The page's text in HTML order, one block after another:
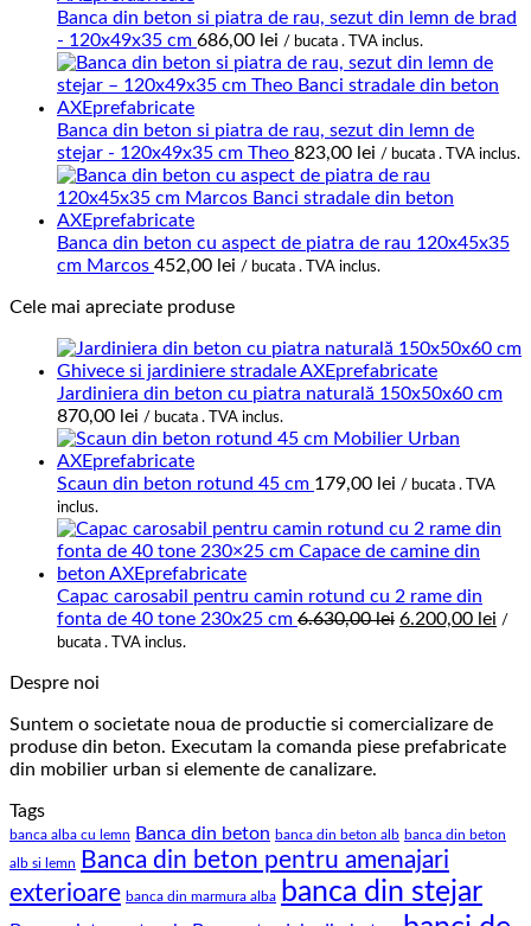
Banca din beton si piatra de rau, sezut din lemn de brad
- 120x49x35 cm 686,00 lei / bucata . TVA inclus.
Banca din beton si piatra de rau, sezut din lemn de
stejar - 120x49x35 cm Theo 823,00 lei / bucata . TVA inclus.
Banca din beton cu aspect de piatra de rau 120x45x35
cm Marcos 452,00 lei / bucata . TVA inclus.
Cele mai apreciate produse
Jardiniera din beton cu piatra naturală 150x50x60 cm
870,00 lei / bucata . TVA inclus.
Scaun din beton rotund 45 cm 179,00 lei / bucata . TVA
inclus.
Capac carosabil pentru camin rotund cu 2 rame din
fonta de 40 tone 230x25 cm 6.630,00lei Prețul
6.200,00 lei /
bucata . TVA inclus.
Despre noi
Suntem o societate noua de productie si comercializare de
produse din beton. Executam la comanda piese prefabricate
din mobilier urban si elemente de canalizare.
Tags
banca alba cu lemn Banca din beton banca din beton alb banca din beton
alb si lemn
Banca din beton pentru amenajari
exterioare banca din marmura alba banca din stejar